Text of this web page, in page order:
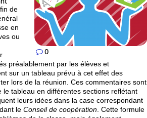
0
de
en
ou
préalablement par les élèves et
sur un tableau prévu à cet effet des
lors de la réunion. Ces commentaires sont
le tableau en différentes sections reflétant
leurs idées dans la case correspondant
le Conseil de coopération. Cette formule